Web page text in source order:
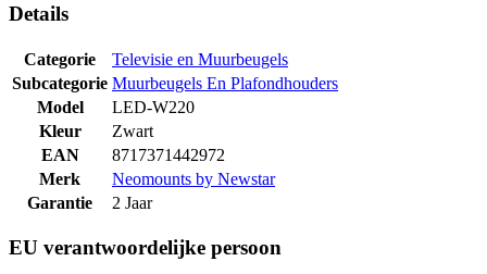
Details
Categorie
Televisie en Muurbeugels
Subcategorie Muurbeugels En Plafondhouders
Model
LED-W220
Kleur
Zwart
EAN
8717371442972
Merk
Neomounts by Newstar
Garantie
2 Jaar
EU verantwoordelijke persoon